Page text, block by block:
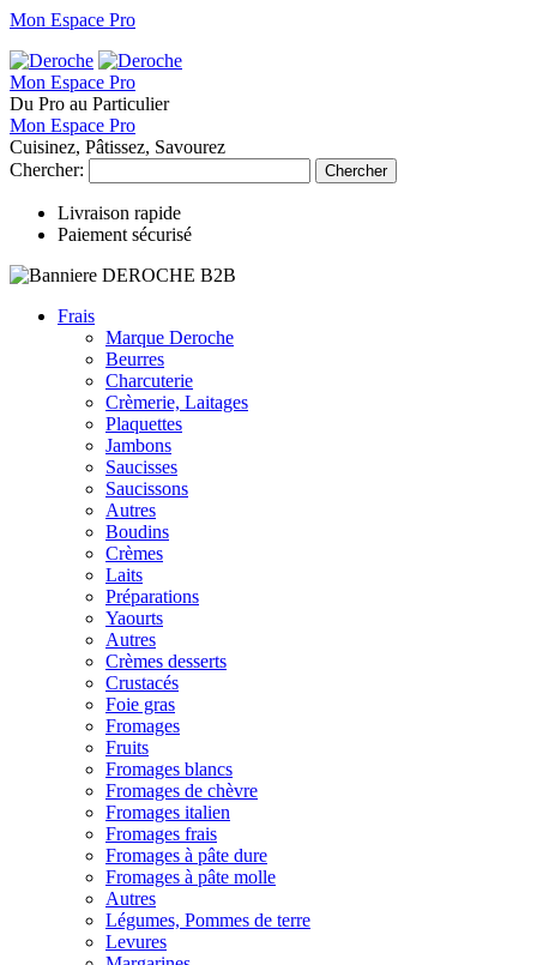
Mon Espace Pro
Mon Espace Pro
Du Pro au Particulier
Mon Espace Pro
Cuisinez, Pâtissez, Savourez
Chercher:
Chercher
Livraison rapide
Paiement sécurisé
Frais
Marque Deroche
Beurres
Charcuterie
Crèmerie, Laitages
Plaquettes
Jambons
Saucisses
Saucissons
Autres
Boudins
Crèmes
Laits
Préparations
Yaourts
Autres
Crèmes desserts
Crustacés
Foie gras
Fromages
Fruits
Fromages blancs
Fromages de chèvre
Fromages italien
Fromages frais
Fromages à pâte dure
Fromages à pâte molle
Autres
Légumes, Pommes de terre
Levures